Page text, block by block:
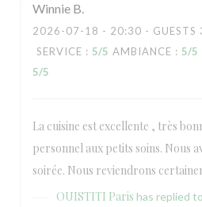
Winnie B
2026-07-18 - 20:30 - GUESTS
SERVICE : 5/5 AMBIANCE : 5/5
5/5
La cuisine est excellente , très
personnel aux petits soins. Nous
soirée. Nous reviendrons
OUISTITI Paris has replied
OUISTITI